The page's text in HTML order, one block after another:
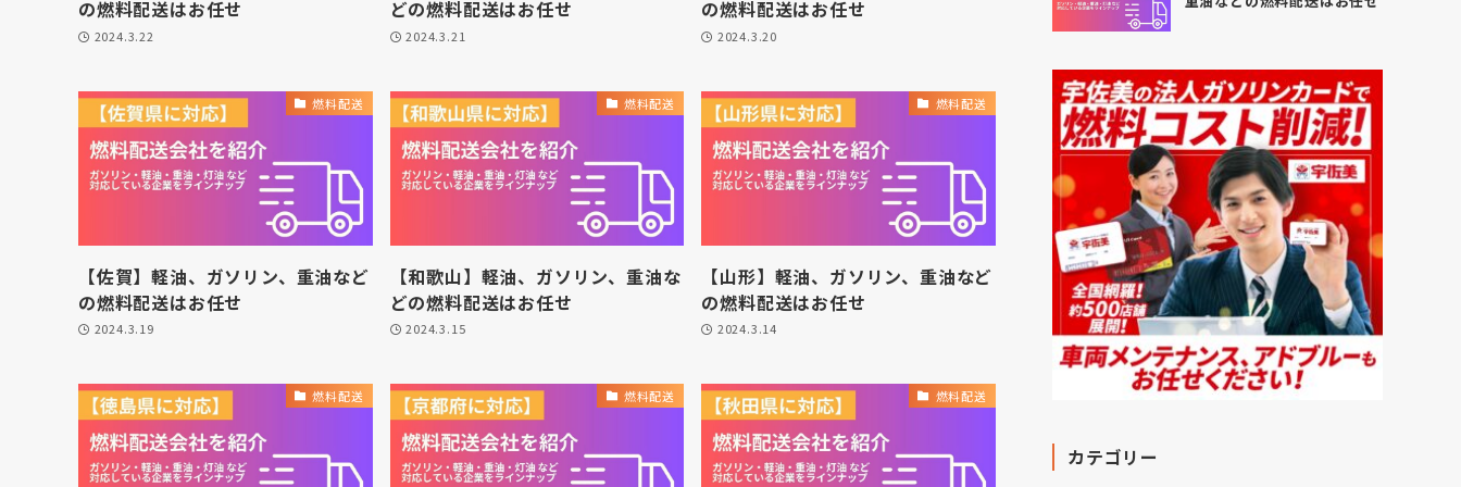
の燃料配送はお任せ
2024.3.22
どの燃料配送はお任せ
2024.3.21
の燃料配送はお任せ
2024.3.20
燃料配送
【佐賀】軽油、ガソリン、重油など
の燃料配送はお任せ
2024.3.19
燃料配送
【和歌山】軽油、ガソリン、重油な
どの燃料配送はお任せ
2024.3.15
燃料配送
【山形】軽油、ガソリン、重油など
の燃料配送はお任せ
2024.3.14
燃料配送 燃料配送 燃料配送
カテゴリー